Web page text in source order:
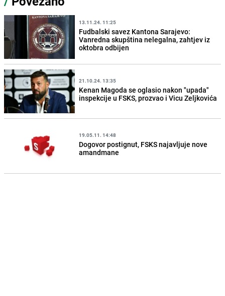
13.11.24. 11:25
Fudbalski savez Kantona Sarajevo:
Vanredna skupština nelegalna, zahtjev iz
oktobra odbijen
21.10.24. 13:35
Kenan Magoda se oglasio nakon "upada"
inspekcije u FSKS, prozvao i Vicu Zeljkovića
19.05.11. 14:48
Dogovor postignut, FSKS najavljuje nove
amandmane